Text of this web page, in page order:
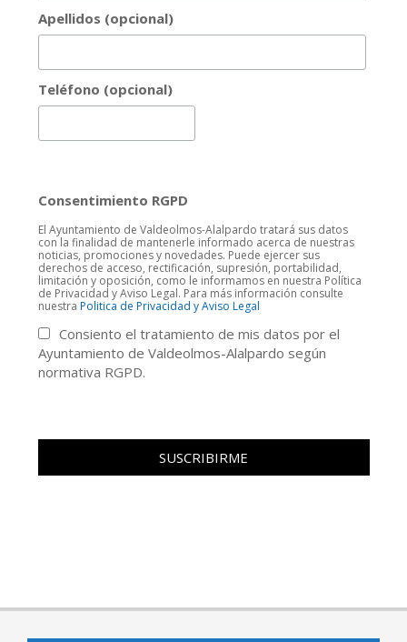
Apellidos (opcional)
Teléfono (opcional)
Consentimiento RGPD
El Ayuntamiento de Valdeolmos-Alalpardo tratará sus datos
con la finalidad de mantenerle informado acerca de nuestras
noticias, promociones y novedades. Puede ejercer sus
derechos de acceso, rectificación, supresión, portabilidad,
limitación y oposición, como le informamos en nuestra Política
de Privacidad y Aviso Legal. Para más información consulte
nuestra Politica de Privacidad y Aviso Legal
Consiento el tratamiento de mis datos por el
Ayuntamiento de Valdeolmos-Alalpardo según
normativa RGPD.